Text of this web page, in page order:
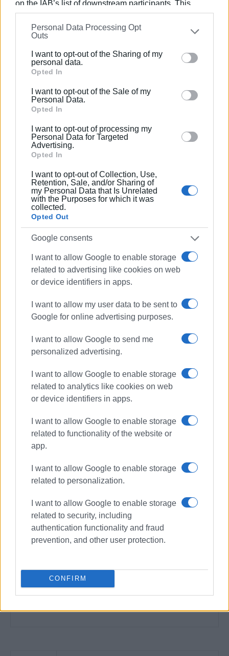
on the IAB’s list of downstream participants. This
information may also be disclosed by us to third parties
on theIAB’s List of Downstream Participants
that may
further disclose it to other third parties.
Please note that this website/app uses one or more
Google services and may gather and store information
behaviour. You may click to grant or deny consent to
Google and its third-party tags to use your data for
section.
Personal Data Processing Opt
Outs
I want to opt-out of the Sharing of my
personal data.
Opted In
I want to opt-out of the Sale of my
Personal Data.
Opted In
I want to opt-out of processing my
Personal Data for Targeted
Advertising.
Opted In
I want to opt-out of Collection, Use,
Retention, Sale, and/or Sharing of
my Personal Data that Is Unrelated
with the Purposes for which it was
collected.
Opted Out
Google consents
I want to allow Google to enable storage
related to advertising like cookies on web
or device identifiers in apps.
I want to allow my user data to be sent to
Google for online advertising purposes.
I want to allow Google to send me
personalized advertising.
I want to allow Google to enable storage
related to analytics like cookies on web
or device identifiers in apps.
I want to allow Google to enable storage
related to functionality of the website or
app.
I want to allow Google to enable storage
related to personalization.
I want to allow Google to enable storage
related to security, including
authentication functionality and fraud
prevention, and other user protection.
CONFIRM
ΕΛΕΝΗ ΚΟΡΩΝΑΚΗ
Εργάζεται στις Εκδόσεις Ενημέρωση από το
1990 σε θέσεις υψηλής ευθύνης. Ειδικεύεται στις
δημόσιες σχέσεις, το ελεύθερο και το
καλλιτεχνικό ρεπορτάζ.
Ακολουθήστε το enimerosi στοFacebook
Συνδρομητές στο e-paper